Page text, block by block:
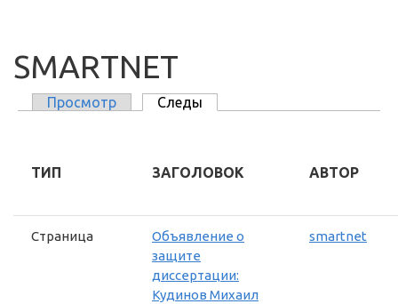
SMARTNET
Просмотр Следы
ТИП ЗАГОЛОВОК АВТОР
Страница
Объявление о
защите
диссертации:
Кудинов Михаил
smartnet